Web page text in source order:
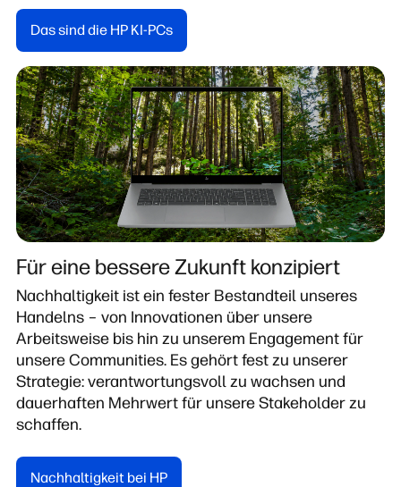
Das sind die HP KI-PCs
Für eine bessere Zukunft konzipiert
Nachhaltigkeit ist ein fester Bestandteil unseres
Handelns – von Innovationen über unsere
Arbeitsweise bis hin zu unserem Engagement für
unsere Communities. Es gehört fest zu unserer
Strategie: verantwortungsvoll zu wachsen und
dauerhaften Mehrwert für unsere Stakeholder zu
schaffen.
Nachhaltigkeit bei HP